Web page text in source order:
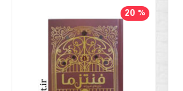
20 %